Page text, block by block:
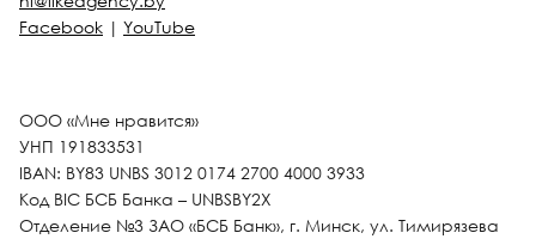
Facebook | YouTube
ООО «Мне нравится»
УНП 191833531
IBAN: BY83 UNBS 3012 0174 2700 4000 3933
Код BIC БСБ Банка – UNBSBY2X
Отделение №3 ЗАО «БСБ Банк», г. Минск, ул. Тимирязева